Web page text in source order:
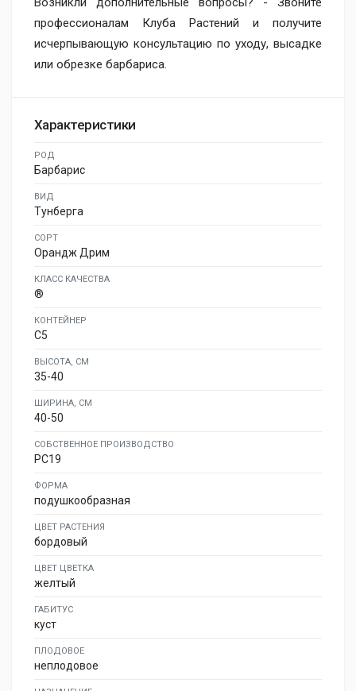
профессионалам Клуба Растений и получите
исчерпывающую консультацию по уходу, высадке
или обрезке барбариса.
Характеристики
РОД
Барбарис
ВИД
Тунберга
СОРТ
Орандж Дрим
КЛАСС КАЧЕСТВА
®
КОНТЕЙНЕР
C5
ВЫСОТА, СМ
35-40
ШИРИНА, СМ
40-50
СОБСТВЕННОЕ ПРОИЗВОДСТВО
PC19
ФОРМА
подушкообразная
ЦВЕТ РАСТЕНИЯ
бордовый
ЦВЕТ ЦВЕТКА
желтый
ГАБИТУС
куст
ПЛОДОВОЕ
неплодовое